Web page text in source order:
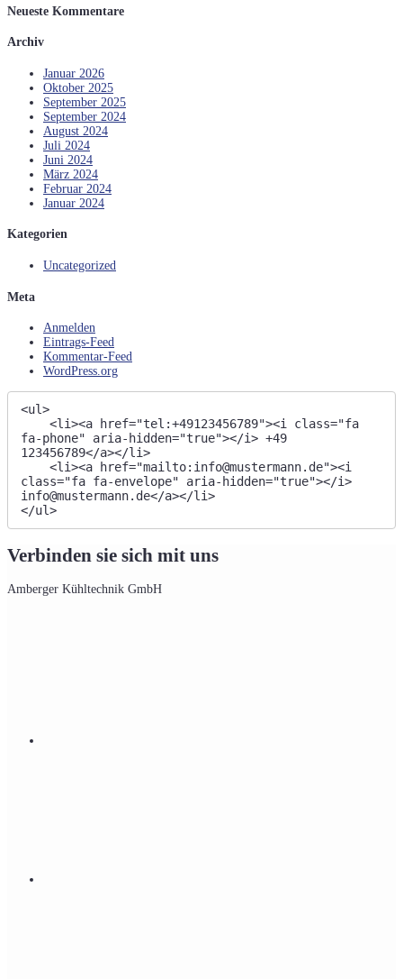
Neueste Kommentare
Archiv
Januar 2026
Oktober 2025
September 2025
September 2024
August 2024
Juli 2024
Juni 2024
März 2024
Februar 2024
Januar 2024
Kategorien
Uncategorized
Meta
Anmelden
Eintrags-Feed
Kommentar-Feed
WordPress.org
<ul>
fa-phone" aria-hidden="true"></i> +49
123456789</a></li>
class="fa fa-envelope" aria-hidden="true"></i>
info@mustermann.de</a></li>
</ul>
Verbinden sie sich mit uns
Amberger Kühltechnik GmbH